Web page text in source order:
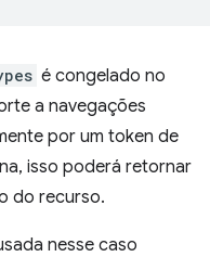
é congelado no
a navegações
por um token de
isso poderá retornar
do recurso.
nesse caso